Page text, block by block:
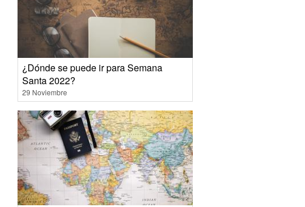
¿Dónde se puede ir para Semana
Santa 2022?
29 Noviembre